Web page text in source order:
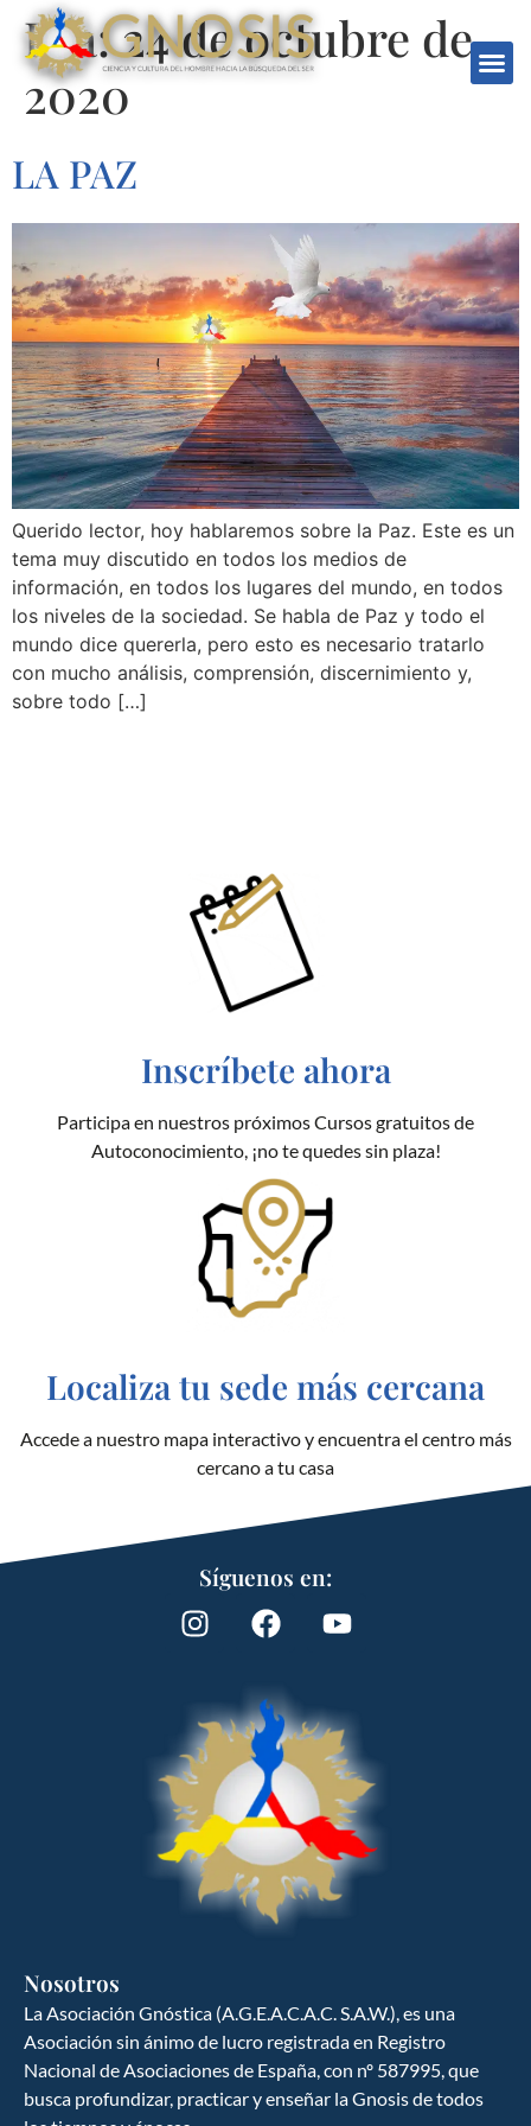
Día:24 de octubre de
2020
LA PAZ
Querido lector, hoy hablaremos sobre la Paz. Este es un
tema muy discutido en todos los medios de
información, en todos los lugares del mundo, en todos
los niveles de la sociedad. Se habla de Paz y todo el
mundo dice quererla, pero esto es necesario tratarlo
con mucho análisis, comprensión, discernimiento y,
sobre todo […]
Inscríbete ahora
Participa en nuestros próximos Cursos gratuitos de
Autoconocimiento, ¡no te quedes sin plaza!
Localiza tu sede más cercana
Accede a nuestro mapa interactivo y encuentra el centro más
cercano a tu casa
Síguenos en:
Nosotros
La Asociación Gnóstica (A.G.E.A.C.A.C. S.A.W.), es una
Asociación sin ánimo de lucro registrada en Registro
Nacional de Asociaciones de España, con nº 587995, que
busca profundizar, practicar y enseñar la Gnosis de todos
GNOSIS ESPAÑA
Ciencia y cultura del hombre hacia la